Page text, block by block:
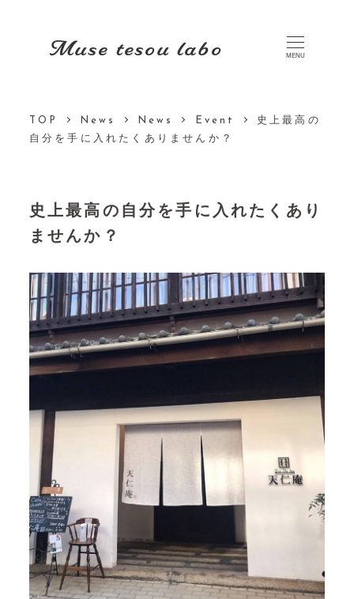
Muse tesou labo MENU
TOP News News Event
史上最高の
自分を手に入れたくありませんか？
史上最高の自分を手に入れたくあり
ませんか？